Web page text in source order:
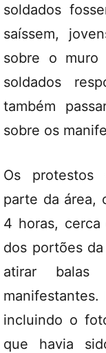
soldados
saíssem,
sobre o muro
soldados
também
sobre os
Os protestos
parte da área,
4 horas,
dos portões
atirar balas
incluindo o
que havia